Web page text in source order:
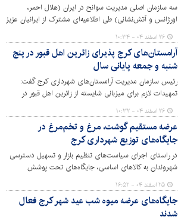
سه سازمان اصلی مدیریت سوانح در ایران (هلال احمر،
اورژانس و آتش‌نشانی) طی اطلاعیه‌ای مشترک از ایرانیان عزیز
درخواست کردند برای حفظ منابع ضروری کشور در شرایط
جنگی و کاهش فشار بر نیروهای امدادی و درمانی، از برگزاری
هرگونه مراسم در چهارشنبه‌سوری که موجب صدمه و بروز
آسیب جانی و مالی می‌شود، خودداری کنند.
۲۶ اسفند ۰۴ - ۱۰:۳۴
آرامستان‌های کرج پذیرای زائرین اهل قبور در پنج
شنبه و جمعه پایانی سال
رئیس سازمان مدیریت آرامستان‌های شهرداری کرج گفت:
تمهیدات لازم برای میزبانی شایسته از زائرین اهل قبور در
روزهای پایانی سال اندیشیده شده است.
۲۶ اسفند ۰۴ - ۱۰:۳۲
عرضه مستقیم گوشت، مرغ و تخم‌مرغ در
جایگاه‌های توزیع شهرداری کرج
در راستای اجرای سیاست‌های تنظیم بازار و تسهیل دسترسی
شهروندان به کالاهای اساسی، جایگاه‌های تحت پوشش
سازمان برای توزیع مستقیم گوشت قرمز و مرغ در سطح شهر
نصب و شروع به ارائه خدمات کرد.
۲۵ اسفند ۰۴ - ۱۶:۵۲
جایگاه‌های عرضه میوه شب عید شهر کرج فعال
شدند